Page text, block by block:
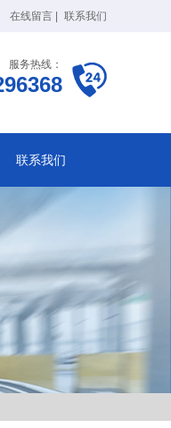
在线留言 联系我们
服务热线：
联系我们